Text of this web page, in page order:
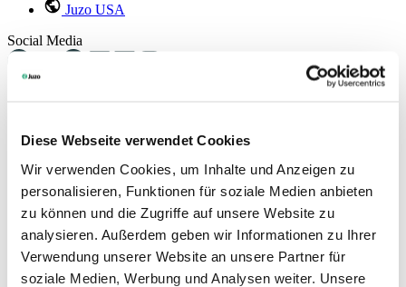
Diese Webseite verwendet Cookies
Wir verwenden Cookies, um Inhalte und Anzeigen zu
personalisieren, Funktionen für soziale Medien anbieten
zu können und die Zugriffe auf unsere Website zu
analysieren. Außerdem geben wir Informationen zu Ihrer
Verwendung unserer Website an unsere Partner für
soziale Medien, Werbung und Analysen weiter. Unsere
Juzo USA
Social Media